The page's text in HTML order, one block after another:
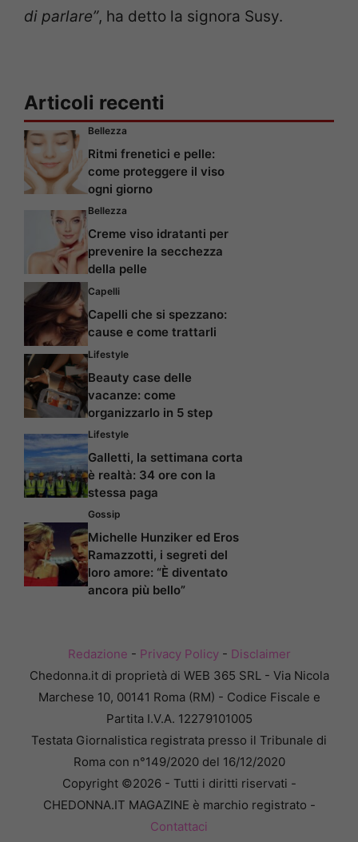
di parlare”, ha detto la signora Susy.
Articoli recenti
Bellezza
Ritmi frenetici e pelle:
come proteggere il viso
ogni giorno
Bellezza
Creme viso idratanti per
prevenire la secchezza
della pelle
Capelli
Capelli che si spezzano:
cause e come trattarli
Lifestyle
Beauty case delle
vacanze: come
organizzarlo in 5 step
Lifestyle
Galletti, la settimana corta
è realtà: 34 ore con la
stessa paga
Gossip
Michelle Hunziker ed Eros
Ramazzotti, i segreti del
loro amore: “È diventato
ancora più bello”
Redazione - Privacy Policy- Disclaimer
Chedonna.it di proprietà di WEB 365 SRL - Via Nicola
Marchese 10, 00141 Roma (RM) - Codice Fiscale e
Partita I.V.A. 12279101005
Testata Giornalistica registrata presso il Tribunale di
Roma con n°149/2020 del 16/12/2020
Copyright ©2026 - Tutti i diritti riservati -
CHEDONNA.IT MAGAZINE è marchio registrato -
Contattaci